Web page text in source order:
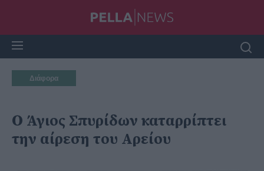
Διάφορα
Ο Άγιος Σπυρίδων καταρρίπτει
την αίρεση του Αρείου